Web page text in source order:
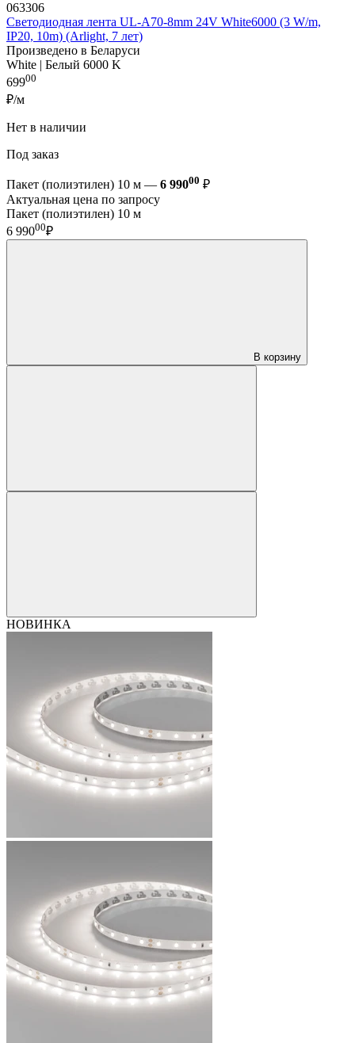
063306
Светодиодная лента UL-A70-8mm 24V White6000 (3 W/m,
IP20, 10m) (Arlight, 7 лет)
Произведено в Беларуси
White | Белый 6000 K
69900
₽/м
Нет в наличии
Под заказ
Пакет (полиэтилен) 10 м — 6 99000 ₽
Актуальная цена по запросу
Пакет (полиэтилен) 10 м
6 99000₽
В корзину
НОВИНКА